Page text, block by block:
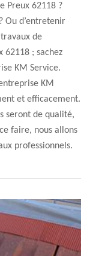
Preux 62118 ?
Ou d’entretenir
de
62118 ; sachez
KM Service.
KM
et efficacement.
seront de qualité,
faire, nous allons
professionnels.